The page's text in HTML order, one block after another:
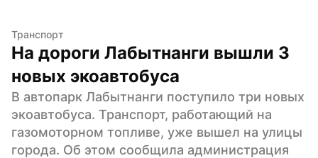
Транспорт
На дороги Лабытнанги вышли 3
новых экоавтобуса
В автопарк Лабытнанги поступило три новых
экоавтобуса. Транспорт, работающий на
газомоторном топливе, уже вышел на улицы
города. Об этом сообщила администрация